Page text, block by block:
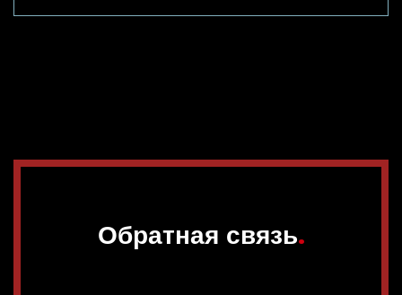
Обратная связь.